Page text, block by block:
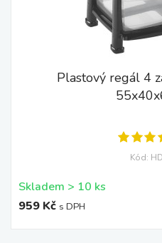
Plastový regál 4
Kód:
Skladem > 10 ks
959 Kč s DPH